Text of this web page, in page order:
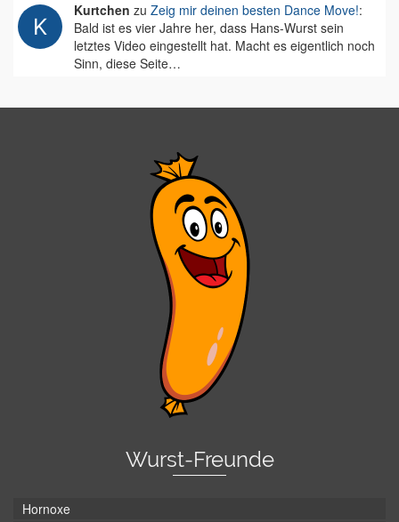
Kurtchen zu Zeig mir deinen besten Dance Move!:
Bald ist es vier Jahre her, dass Hans-Wurst sein
letztes Video eingestellt hat. Macht es eigentlich noch
Sinn, diese Seite…
Wurst-Freunde
Hornoxe